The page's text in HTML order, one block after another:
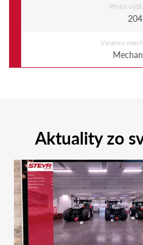
Plnící
204
Výsevní
Aktuality zo